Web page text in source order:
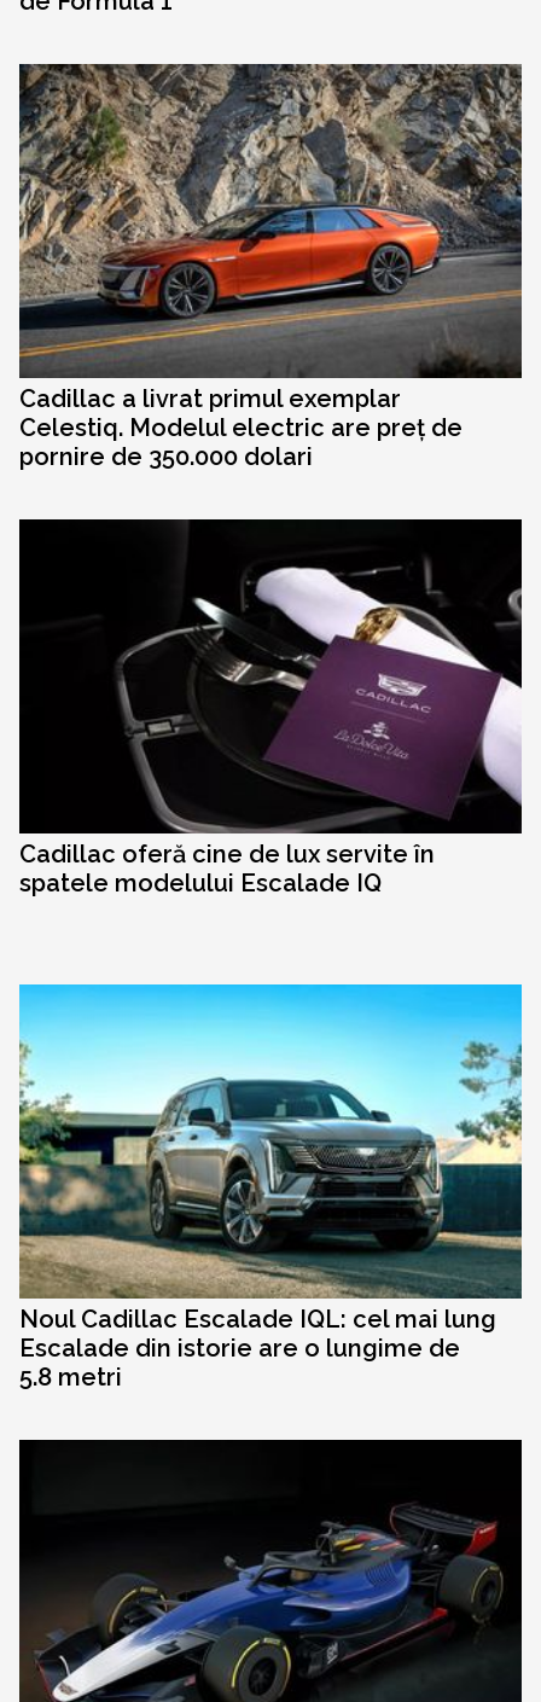
Cadillac a livrat primul exemplar
Celestiq. Modelul electric are preț de
pornire de 350.000 dolari
Cadillac oferă cine de lux servite în
spatele modelului Escalade IQ
Noul Cadillac Escalade IQL: cel mai lung
Escalade din istorie are o lungime de
5.8 metri